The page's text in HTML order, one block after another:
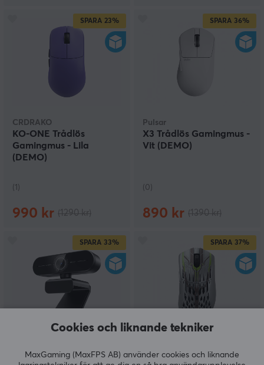
SPARA 23%
CRDRAKO
KO-ONE Trådlös
Gamingmus - Lila
(DEMO)
(1)
990 kr
SPARA 36%
Pulsar
X3 Trådlös Gamingmus -
Vit (DEMO)
(0)
890 kr
SPARA 33%
SmartCam Nova 4K
SPARA 37%
StormBreaker Max CF
Cookies och liknande tekniker
MaxGaming (MaxFPS AB) använder cookies och liknande